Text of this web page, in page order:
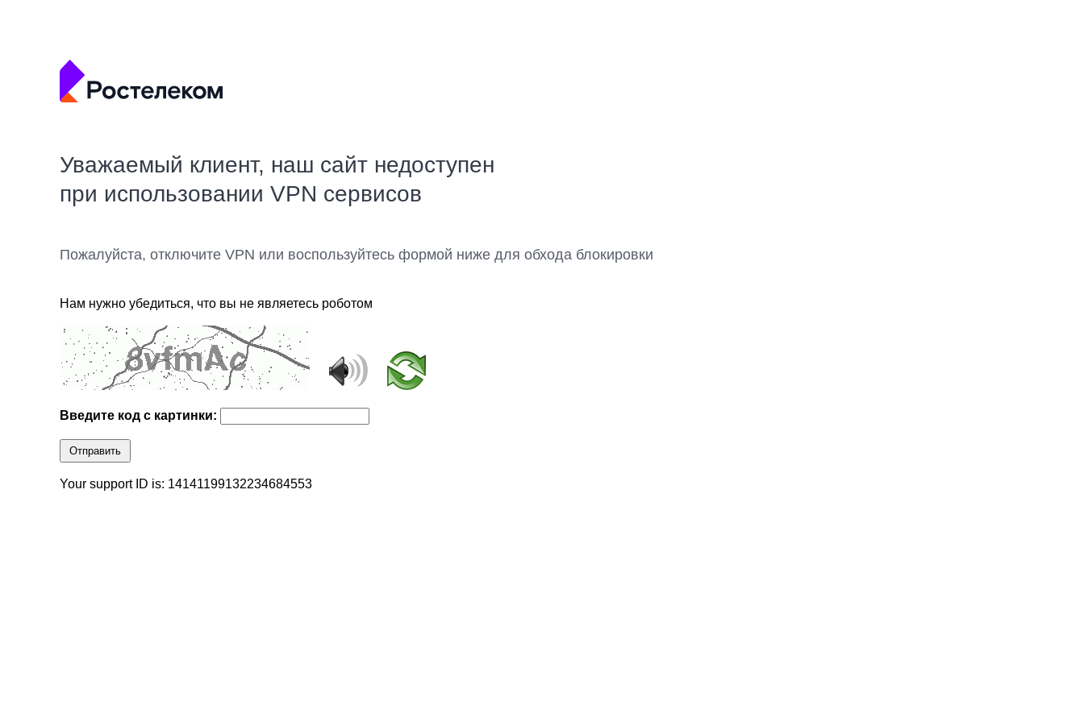
Уважаемый клиент, наш сайт недоступен
при использовании VPN сервисов
Пожалуйста, отключите VPN или воспользуйтесь формой ниже для обхода блокировки
Нам нужно убедиться, что вы не являетесь роботом
Введите код с картинки:
Отправить
Your support ID is: 14141199132234684553